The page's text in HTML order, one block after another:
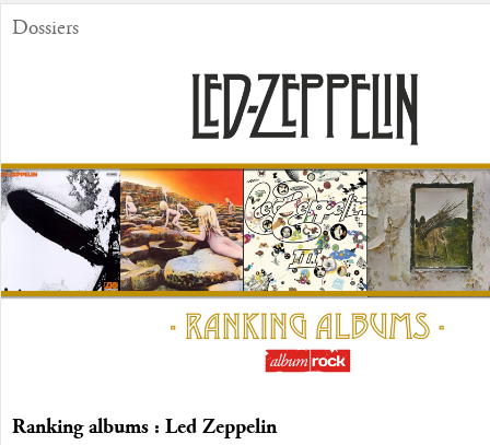
Dossiers
Ranking albums : Led Zeppelin